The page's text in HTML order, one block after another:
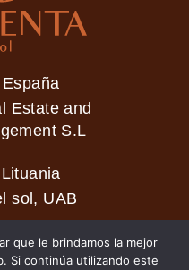
Estate and
S.L
sol, UAB
que le brindamos la mejor
Si continúa utilizando este